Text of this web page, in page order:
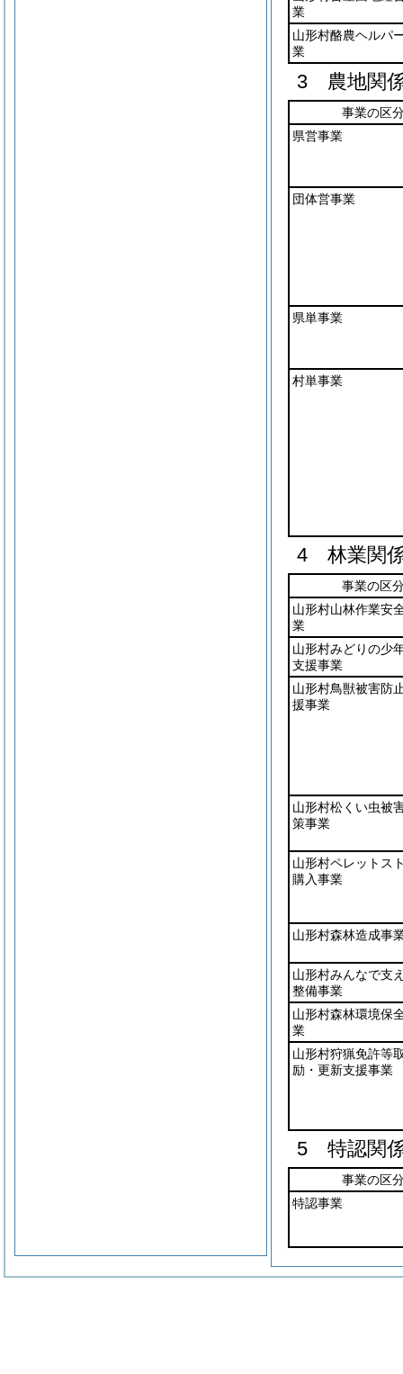
業
山形村酪農ヘルパ
業
3 農地関
事業の区
県営事業
団体営事業
県単事業
村単事業
4 林業関
事業の区
山形村山林作業安
業
山形村みどりの少
支援事業
山形村鳥獣被害防
援事業
山形村松くい虫被
策事業
山形村ペレットス
購入事業
山形村森林造成事
山形村みんなで支
整備事業
山形村森林環境保
業
山形村狩猟免許等
励・更新支援事業
5 特認関
事業の区
特認事業